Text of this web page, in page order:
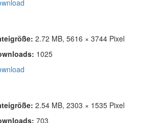
2.72 MB, 5616 × 3744 Pixel
1025
2.54 MB, 2303 × 1535 Pixel
703